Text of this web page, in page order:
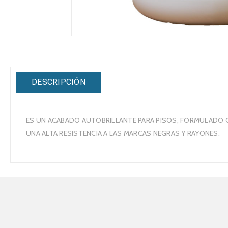
DESCRIPCIÓN
ES UN ACABADO AUTOBRILLANTE PARA PISOS,
UNA ALTA RESISTENCIA A LAS MARCAS NEGRAS Y RAYONES.